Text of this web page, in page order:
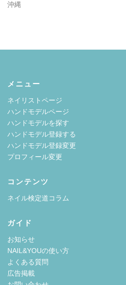
沖縄
メニュー
ネイリストページ
ハンドモデルページ
ハンドモデルを探す
ハンドモデル登録する
ハンドモデル登録変更
プロフィール変更
コンテンツ
ネイル検定道コラム
ガイド
お知らせ
NAIL&YOUの使い方
よくある質問
広告掲載